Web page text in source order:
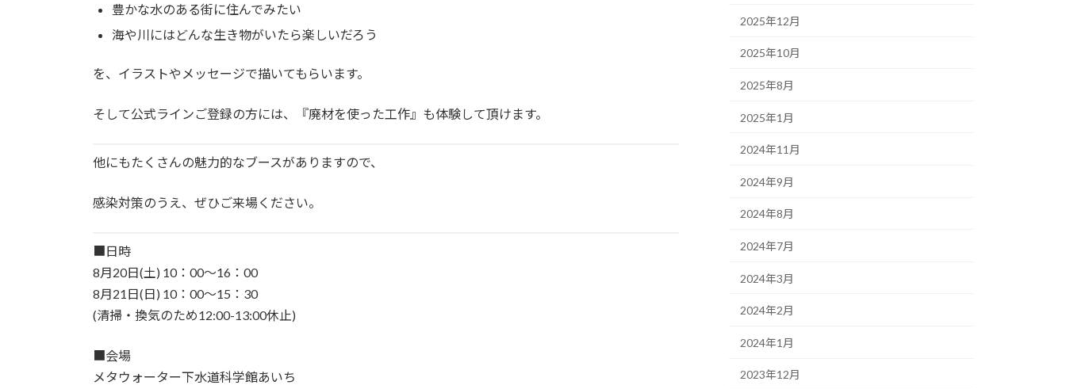
豊かな水のある街に住んでみたい
海や川にはどんな生き物がいたら楽しいだろう
を、イラストやメッセージで描いてもらいます。
そして公式ラインご登録の方には、『廃材を使った工作』も体験して頂けます。
他にもたくさんの魅力的なブースがありますので、
感染対策のうえ、ぜひご来場ください。
■日時
8月20日(土) 10：00〜16：00
8月21日(日) 10：00〜15：30
(清掃・換気のため12:00-13:00休止)
■会場
メタウォーター下水道科学館あいち
2025年12月
2025年10月
2025年8月
2025年1月
2024年11月
2024年9月
2024年8月
2024年7月
2024年3月
2024年2月
2024年1月
2023年12月